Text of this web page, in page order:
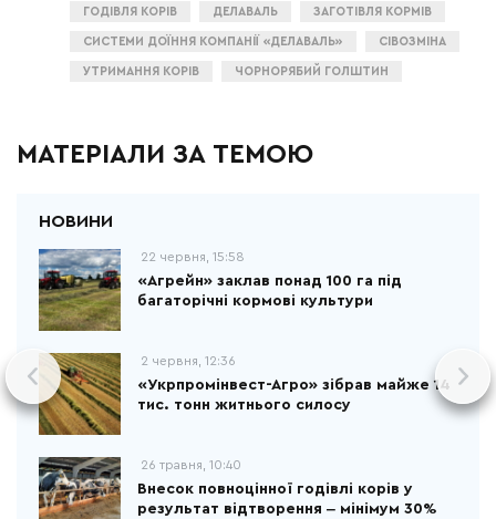
ГОДІВЛЯ КОРІВ ДЕЛАВАЛЬ ЗАГОТІВЛЯ КОРМІВ
СИСТЕМИ ДОЇННЯ КОМПАНІЇ «ДЕЛАВАЛЬ» СІВОЗМІНА
УТРИМАННЯ КОРІВ ЧОРНОРЯБИЙ ГОЛШТИН
МАТЕРІАЛИ ЗА ТЕМОЮ
22 червня, 15:58
«Агрейн» заклав понад 100 га під
багаторічні кормові культури
2 червня, 12:36
«Укрпромінвест-Агро» зібрав майже 14
тис. тонн житнього силосу
26 травня, 10:40
Внесок повноцінної годівлі корів у
результат відтворення ‒ мінімум 30%